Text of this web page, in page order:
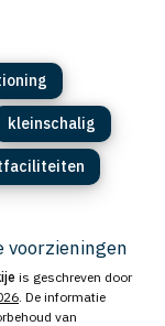
kleinschalig
voorzieningen
is geschreven door
. De informatie
van